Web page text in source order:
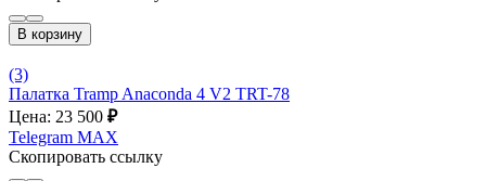
В корзину
(3)
Палатка Tramp Anaconda 4 V2 TRT-78
Цена: 23 500 ₽
Telegram MAX
Скопировать ссылку